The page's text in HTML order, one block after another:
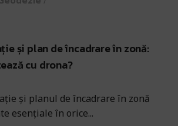
și plan de încadrare în zonă:
cu drona?
și planul de încadrare în zonă
esențiale în orice...